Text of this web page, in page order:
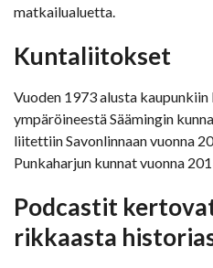
matkailualuetta.
Kuntaliitokset
Vuoden 1973 alusta
ympäröineestä Säämingin
liitettiin Savonlinnaan vuonna
Punkaharjun kunnat vuonna
Podcastit
rikkaasta